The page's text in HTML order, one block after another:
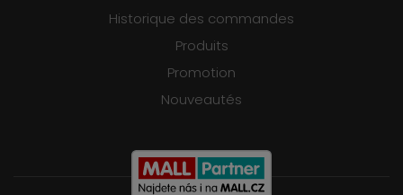
Historique des commandes
Produits
Promotion
Nouveautés